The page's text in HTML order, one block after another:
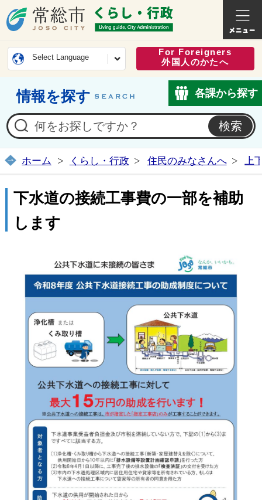
常総市公式ホームページ
くらし
Select Language
For Foreigners
外国人のかたへ
情報を探す 各課から探す
ホーム くらし・行政 住民のみなさんへ 上
下水道の接続工事費の一部を補助
します